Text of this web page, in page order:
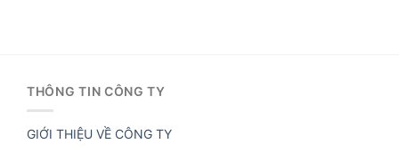
THÔNG TIN CÔNG TY
GIỚI THIỆU VỀ CÔNG TY